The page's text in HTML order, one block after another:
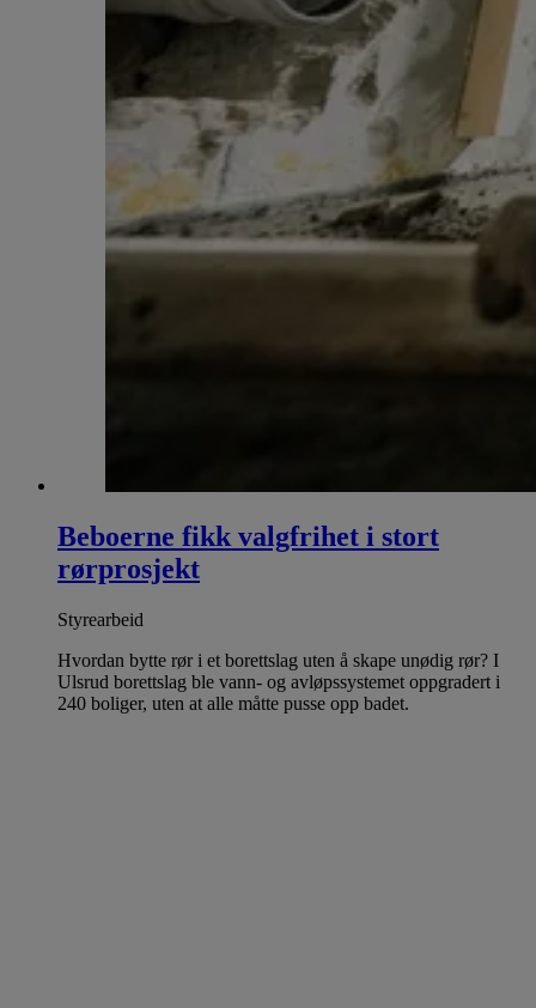
Beboerne fikk valgfrihet i stort
rørprosjekt
Styrearbeid
Hvordan bytte rør i et borettslag uten å skape unødig rør? I
Ulsrud borettslag ble vann- og avløpssystemet oppgradert i
240 boliger, uten at alle måtte pusse opp badet.